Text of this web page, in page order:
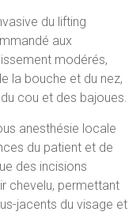
du lifting
aux
modérés,
la bouche et du nez,
cou et des bajoues.
anesthésie locale
du patient et de
des incisions
chevelu, permettant
jacents du visage et